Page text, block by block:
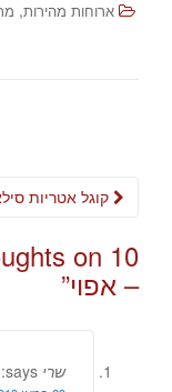
ארוחות מהירות,
10 thoughts on “
– אפוי”
שרי says: